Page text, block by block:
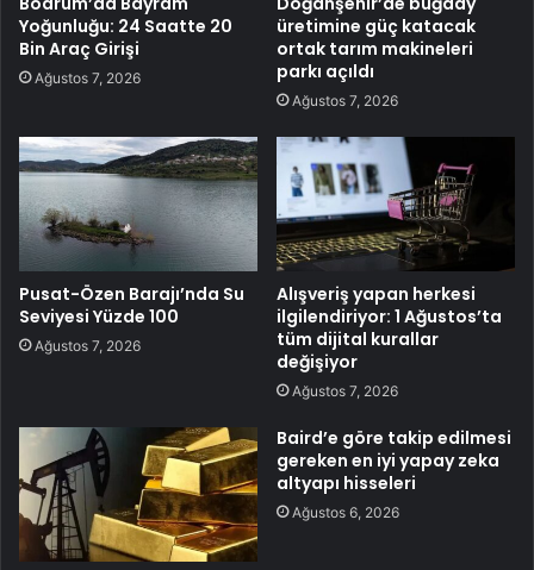
Yoğunluğu: 24 Saatte 20
Bin Araç Girişi
Ağustos 7, 2026
üretimine güç katacak
ortak tarım makineleri
parkı açıldı
Ağustos 7, 2026
Pusat-Özen Barajı’nda Su
Seviyesi Yüzde 100
Ağustos 7, 2026
Alışveriş yapan herkesi
ilgilendiriyor: 1 Ağustos’ta
tüm dijital kurallar
değişiyor
Ağustos 7, 2026
Baird’e göre takip edilmesi
gereken en iyi yapay zeka
altyapı hisseleri
Ağustos 6, 2026